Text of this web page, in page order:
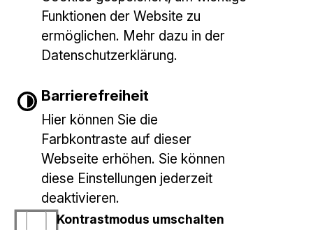
Funktionen der Website zu
ermöglichen. Mehr dazu in der
Datenschutzerklärung.
Barrierefreiheit
Hier können Sie die
Farbkontraste auf dieser
Webseite erhöhen. Sie können
diese Einstellungen jederzeit
deaktivieren.
Kontrastmodus umschalten
Gemeinde Baltmannsweiler
E-Mail schreiben
Bankverbindungen
Marktplatz 1
73666 Baltmannsweiler
Tel.: 07153/9427-0
IMPRESSUMDATENSCHUTZERKLÄRUNG